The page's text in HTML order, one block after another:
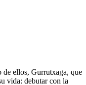
de ellos, Gurrutxaga, que
vida: debutar con la